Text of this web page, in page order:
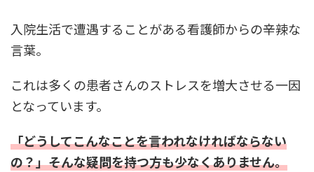
入院生活で遭遇することがある看護師からの辛辣な
言葉。
これは多くの患者さんのストレスを増大させる一因
となっています。
「どうしてこんなことを言われなければならない
の？」そんな疑問を持つ方も少なくありません。